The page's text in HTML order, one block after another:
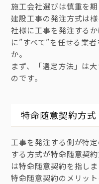
施工会社選びは慎重を
建設工事の発注方式は
社様に工事を発注する
に”すべて”を任せる業
か。
まず、「選定方法」は
のです。
特命随意契約方式
工事を発注する側が特
する方式が特命随意契
は特命随意契約を指しま
特命随意契約のメリッ